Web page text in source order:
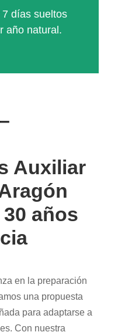
días sueltos
año natural.
Auxiliar
años
en la preparación
una propuesta
para adaptarse a
Con nuestra